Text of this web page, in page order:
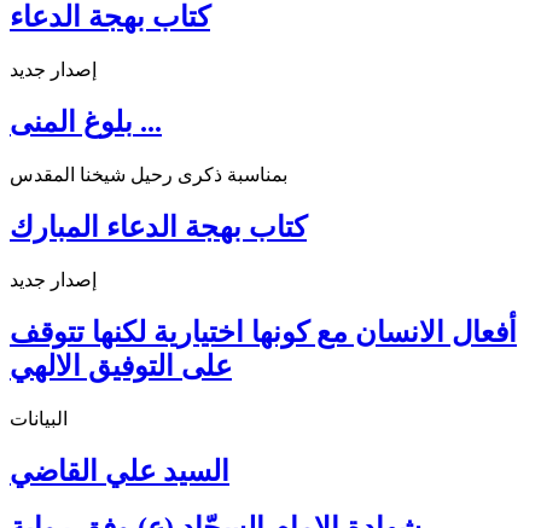
كتاب بهجة الدعاء
إصدار جديد
بلوغ المنى ...
بمناسبة ذكرى رحيل شيخنا المقدس
كتاب بهجة الدعاء المبارك
إصدار جديد
أفعال الانسان مع كونها اختيارية لكنها تتوقف
على التوفيق الالهي
البيانات
السيد علي القاضي